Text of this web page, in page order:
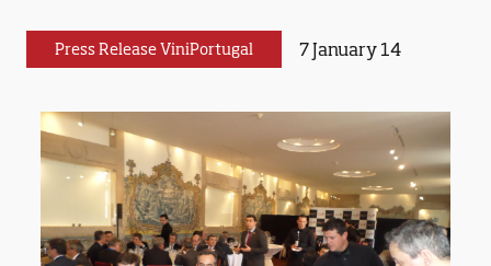
Press Release ViniPortugal 7 January 14